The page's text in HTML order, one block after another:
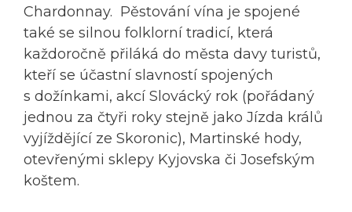
Chardonnay. Pěstování vína je spojené
také se silnou folklorní tradicí, která
každoročně přiláká do města davy turistů,
kteří se účastní slavností spojených
s dožínkami, akcí Slovácký rok (pořádaný
jednou za čtyři roky stejně jako Jízda králů
vyjíždějící ze Skoronic), Martinské hody,
otevřenými sklepy Kyjovska či Josefským
koštem.